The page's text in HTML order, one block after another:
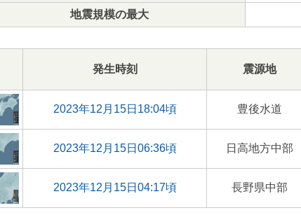
地震規模の最大
発生時刻 震源地
2023年12月15日18:04頃 豊後水道
2023年12月15日06:36頃 日高地方中部
2023年12月15日04:17頃 長野県中部